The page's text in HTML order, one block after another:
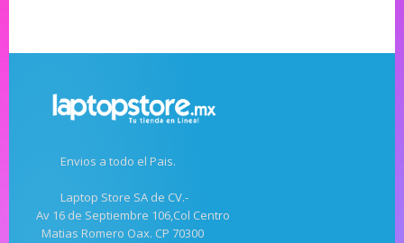
Envios a todo el Pais.
Laptop Store SA de CV.-
Av 16 de Septiembre 106,Col Centro
Matias Romero Oax. CP 70300